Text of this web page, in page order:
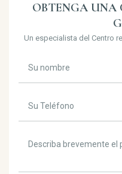
OBTENGA UNA
Un especialista del Centro